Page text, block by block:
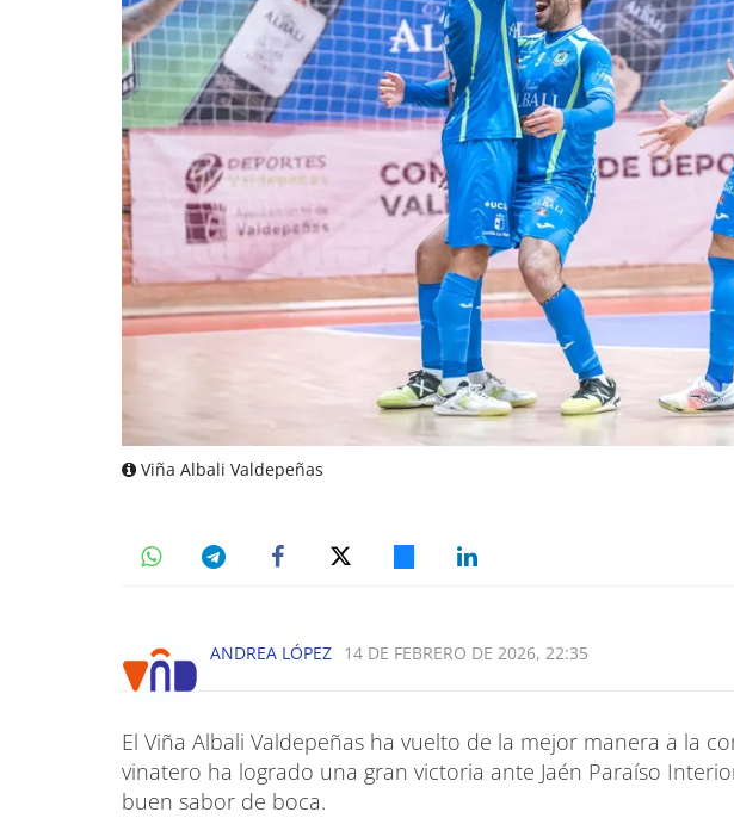
Viña Albali Valdepeñas
ANDREA LÓPEZ 14 DE FEBRERO DE 2026, 22:35
El Viña Albali Valdepeñas ha vuelto de la mejor manera a la
vinatero ha logrado una gran victoria ante Jaén Paraíso
buen sabor de boca.